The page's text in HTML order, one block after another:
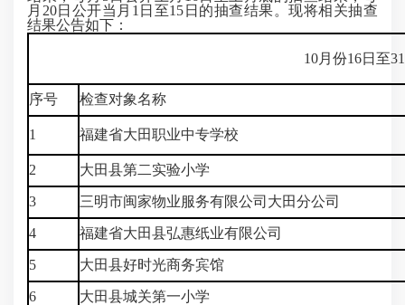
月20日公开当月1日至15日的抽查结果。现将相关抽查
结果公告如下：
10月份16日至
序号 检查对象名称
1 福建省大田职业中专学校
2 大田县第二实验小学
3 三明市闽家物业服务有限公司大田分公司
4 福建省大田县弘惠纸业有限公司
5 大田县好时光商务宾馆
6 大田县城关第一小学